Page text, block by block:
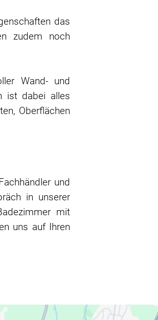
das
zudem noch
Wand- und
ist dabei alles
Oberflächen
und
in unserer
mit
uns auf Ihren